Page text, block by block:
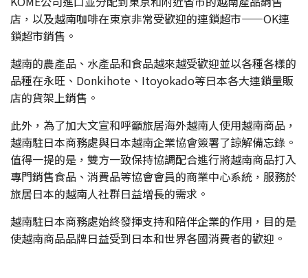
店，以及越南咖啡在東京非常受歡迎的連鎖超市——OK連
鎖超市銷售。
越南的農產品、水產品和食品越來越受歡迎並以各種各樣的
品種在永旺、Donkihote、Itoyokado等日本各大連鎖量販
店的貨架上銷售。
此外，為了加大文宣和呼籲旅居海外越南人使用越南商品，
越南駐日本商務處與日本越南企業協會簽署了諒解備忘錄。
值得一提的是，雙方一致保持協調配合進行將越南商品打入
專門銷售食品、消費品等協會會員的商業中心系統，服務於
旅居日本的越南人社群日益增長的需求。
越南駐日本商務處始終發揮支持和陪伴企業的作用，目的是
使越南商品品牌日益受到日本和世界各國消費者的歡迎。